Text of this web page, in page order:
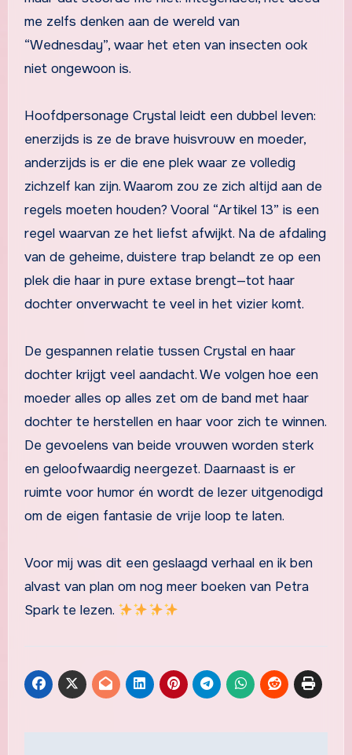
me zelfs denken aan de wereld van
“Wednesday”, waar het eten van insecten ook
niet ongewoon is.
Hoofdpersonage Crystal leidt een dubbel leven:
enerzijds is ze de brave huisvrouw en moeder,
anderzijds is er die ene plek waar ze volledig
zichzelf kan zijn. Waarom zou ze zich altijd aan de
regels moeten houden? Vooral “Artikel 13” is een
regel waarvan ze het liefst afwijkt. Na de afdaling
van de geheime, duistere trap belandt ze op een
plek die haar in pure extase brengt—tot haar
dochter onverwacht te veel in het vizier komt.
De gespannen relatie tussen Crystal en haar
dochter krijgt veel aandacht. We volgen hoe een
moeder alles op alles zet om de band met haar
dochter te herstellen en haar voor zich te winnen.
De gevoelens van beide vrouwen worden sterk
en geloofwaardig neergezet. Daarnaast is er
ruimte voor humor én wordt de lezer uitgenodigd
om de eigen fantasie de vrije loop te laten.
Voor mij was dit een geslaagd verhaal en ik ben
alvast van plan om nog meer boeken van Petra
Spark te lezen.